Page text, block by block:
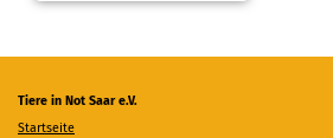
Tiere in Not Saar e.V.
Startseite